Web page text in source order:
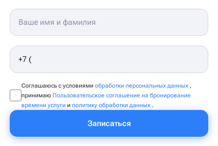
Соглашаюсь с условиями обработки персональных данных ,
принимаю Пользовательское соглашение на бронирование
времени услуги и политику обработки данных .
Записаться